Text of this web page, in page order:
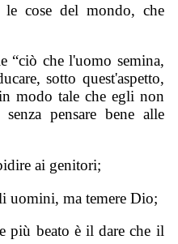
cose del mondo, che
“ciò che l'uomo semina,
sotto quest'aspetto,
modo tale che egli non
pensare bene alle
ai genitori;
uomini, ma temere Dio;
più beato è il dare che il